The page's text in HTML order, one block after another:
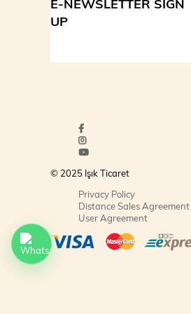
UP
© 2025 Işık Ticaret
Privacy Policy
Distance Sales Agreement
User Agreement